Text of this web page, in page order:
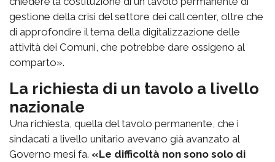
gestione della crisi del settore dei call center, oltre che
di approfondire il tema della digitalizzazione delle
attività dei Comuni, che potrebbe dare ossigeno al
comparto».
La richiesta di un tavolo a livello
nazionale
Una richiesta, quella del tavolo permanente, che i
sindacati a livello unitario avevano già avanzato al
Governo mesi fa. «Le difficoltà non sono solo di